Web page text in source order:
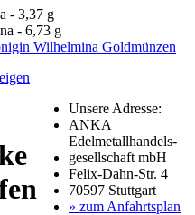
- 3,37 g
- 6,73 g
Wilhelmina Goldmünzen
Unsere Adresse:
ANKA
Edelmetallhandels-
gesellschaft mbH
Felix-Dahn-Str. 4
70597 Stuttgart
» zum Anfahrtsplan